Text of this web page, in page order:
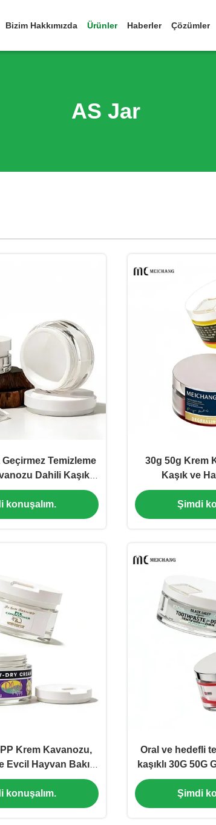
Bizim Hakkımızda Ürünler Haberler Çözümler
AS Jar
Temizleme
Dahili Kaşıklı
AS-552)
konuşalım.
30g 50g Krem
Kaşık ve
Sızdırmazlık
ÇözücüŞimdi
Krem Kavanozu,
Evcil Hayvan Bakım
Balsamı İçin Hava
Sızdırmazlık
konuşalım.
Oral ve hedefli
kaşıklı 30G 50G
hayvan
(MC-
Şimdi